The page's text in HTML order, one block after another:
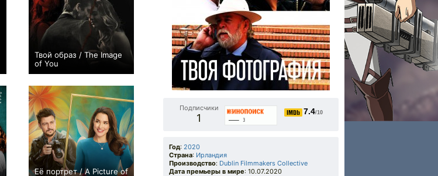
Твой образ / The Image
of You
+2
Её портрет / A Picture of
Подписчики
1
7.4/10
Год: 2020
Страна: Ирландия
Производство: Dublin Filmmakers Collective
Дата премьеры в мире: 10.07.2020